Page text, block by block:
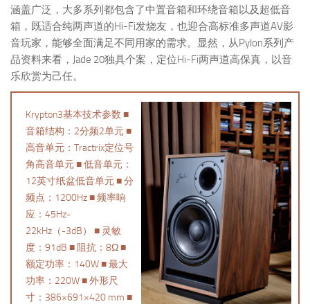
涵盖广泛，大多系列都包含了中置音箱和环绕音箱以及超低音
箱，既适合纯两声道的Hi-Fi发烧友，也迎合高标准多声道AV影
音玩家，能够全面满足不同用家的需求。显然，从Pylon系列产
品资料来看，Jade 20独具个案，定位Hi-Fi两声道高保真，以音
乐欣赏为己任。
Krypton3基本技术参数 ■
音箱结构：2分频2单元 ■
高音单元：Tractrix定位号
角高音单元 ■ 低音单元：
12英寸纸盆低音单元 ■ 分
频点：1200Hz ■ 频率响
应：45Hz-
22kHz（-3dB） ■ 灵敏
度：91dB ■ 阻抗：8Ω ■
额定功率：140W ■ 最大
功率：220W ■ 外形尺
寸：386×691×420 mm ■